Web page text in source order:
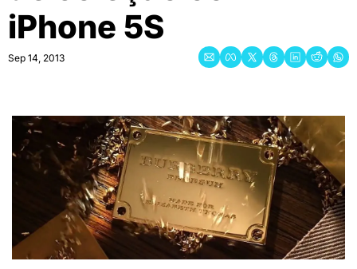
iPhone 5S
Sep 14, 2013